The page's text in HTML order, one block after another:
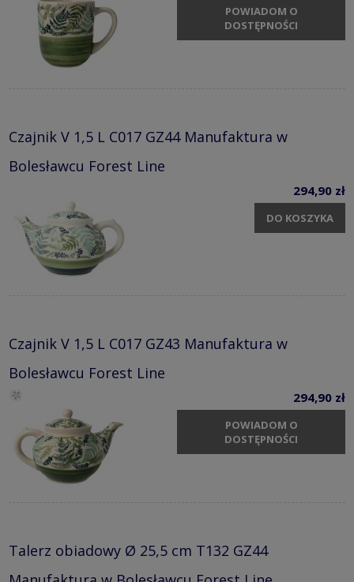
POWIADOM O
DOSTĘPNOŚCI
Czajnik V 1,5 L C017 GZ44 Manufaktura w
Bolesławcu Forest Line
294,90 zł
DO KOSZYKA
Czajnik V 1,5 L C017 GZ43 Manufaktura w
Bolesławcu Forest Line
294,90 zł
POWIADOM O
DOSTĘPNOŚCI
Talerz obiadowy Ø 25,5 cm T132 GZ44